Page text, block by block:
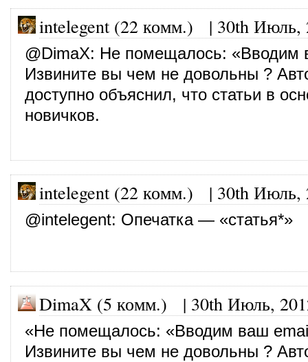
intelegent (22 комм.) | 30th Июль,
@DimaX: Не помещалось: «Вводим
Извините вы чем не довольны ?
доступно объяснил, что статьи в
новичков.
intelegent (22 комм.) | 30th Июль,
@intelegent: Опечатка — «статья*»
DimaX (5 комм.) | 30th Июль,
«Не помещалось: «Вводим ваш
Извините вы чем не довольны ?